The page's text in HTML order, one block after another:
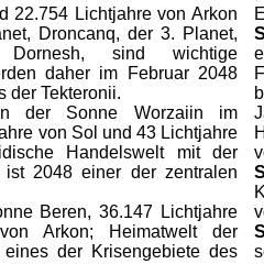
22.754 Lichtjahre von Arkon
Droncanq, der 3. Planet,
sind wichtige
daher im Februar 2048
der Tekteronii.
der Sonne Worzaiin im
von Sol und 43 Lichtjahre
Handelswelt mit der
ist 2048 einer der zentralen
Beren, 36.147 Lichtjahre
Arkon; Heimatwelt der
der Krisengebiete des